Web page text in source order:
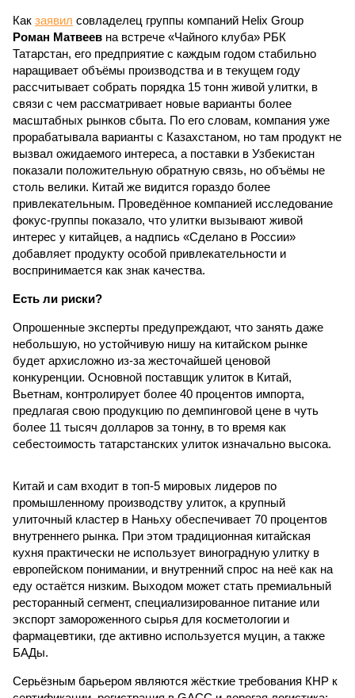
Как заявил совладелец группы компаний Helix Group
Роман Матвеев на встрече «Чайного клуба» РБК
Татарстан, его предприятие с каждым годом стабильно
наращивает объёмы производства и в текущем году
рассчитывает собрать порядка 15 тонн живой улитки, в
связи с чем рассматривает новые варианты более
масштабных рынков сбыта. По его словам, компания уже
прорабатывала варианты с Казахстаном, но там продукт не
вызвал ожидаемого интереса, а поставки в Узбекистан
показали положительную обратную связь, но объёмы не
столь велики. Китай же видится гораздо более
привлекательным. Проведённое компанией исследование
фокус-группы показало, что улитки вызывают живой
интерес у китайцев, а надпись «Сделано в России»
добавляет продукту особой привлекательности и
воспринимается как знак качества.
Есть ли риски?
Опрошенные эксперты предупреждают, что занять даже
небольшую, но устойчивую нишу на китайском рынке
будет архисложно из-за жесточайшей ценовой
конкуренции. Основной поставщик улиток в Китай,
Вьетнам, контролирует более 40 процентов импорта,
предлагая свою продукцию по демпинговой цене в чуть
более 11 тысяч долларов за тонну, в то время как
себестоимость татарстанских улиток изначально высока.
Китай и сам входит в топ-5 мировых лидеров по
промышленному производству улиток, а крупный
улиточный кластер в Наньху обеспечивает 70 процентов
внутреннего рынка. При этом традиционная китайская
кухня практически не использует виноградную улитку в
европейском понимании, и внутренний спрос на неё как на
еду остаётся низким. Выходом может стать премиальный
ресторанный сегмент, специализированное питание или
экспорт замороженного сырья для косметологии и
фармацевтики, где активно используется муцин, а также
БАДы.
Серьёзным барьером являются жёсткие требования КНР к